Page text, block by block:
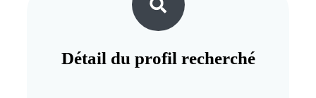
Détail du profil recherché